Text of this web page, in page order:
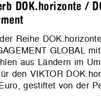
DOK.horizonte /
Reihe
GLOBAL
aus Ländern im
den VIKTOR
gestiftet von der